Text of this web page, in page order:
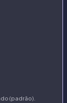
(padrão).